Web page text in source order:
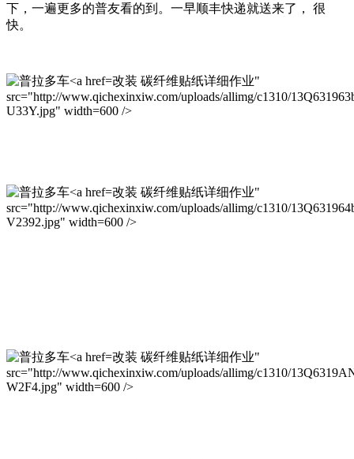
下，一遍更多的普友看的到。一早顺丰快递就送来了， 很
快。
改装 碳纤维贴纸详细作业"
src="http://www.qichexinxiw.com/uploads/allimg/c1310/
U33Y.jpg" width=600 />
改装 碳纤维贴纸详细作业"
src="http://www.qichexinxiw.com/uploads/allimg/c1310/
V2392.jpg" width=600 />
改装 碳纤维贴纸详细作业"
src="http://www.qichexinxiw.com/uploads/allimg/c1310/
W2F4.jpg" width=600 />